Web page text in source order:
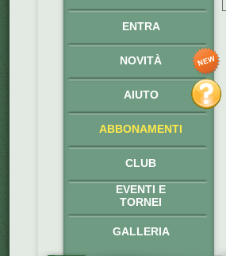
ENTRA
NOVITÀ
AIUTO
ABBONAMENTI
CLUB
EVENTI E
TORNEI
GALLERIA